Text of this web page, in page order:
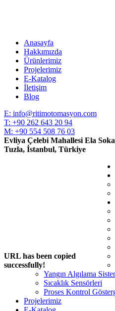
Anasayfa
Hakkımızda
Ürünlerimiz
Projelerimiz
E-Katalog
İletişim
Blog
E: info@ritimotomasyon.com
T: +90 262 643 20 94
M: +90 554 508 76 03
Evliya Çelebi Mahallesi Ela
Tuzla, İstanbul, Türkiye
URL has been copied
successfully!
Yangın Algılama
Sıcaklık Sensörleri
Proses Kontrol
Projelerimiz